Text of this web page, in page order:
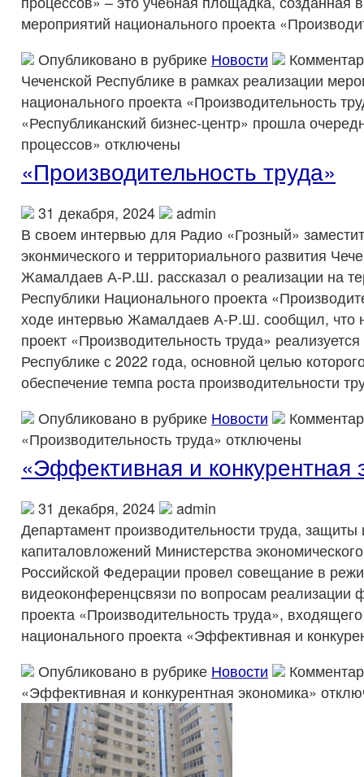
мероприятий национального проекта
Опубликовано в рубрике Новости
Чеченской Республике в рамках реализации
национального проекта «Производительность
«Республиканский бизнес-центр» прошла
процессов» отключены
«Производительность труда»
31 декабря, 2024
admin
В своем интервью для Радио «Грозный»
эконмического и территориального развития
Жамалдаев А-Р.Ш. рассказал о реализации на
Республики Национального проекта
ходе интервью Жамалдаев А-Р.Ш. сообщил, что
проект «Производительность труда»
Республике с 2022 года, основной целью
обеспечение темпа роста производительности
Опубликовано в рубрике Новости
«Производительность труда» отключены
«Эффективная и конкурентная
31 декабря, 2024
admin
Департамент производительности труда,
капиталовложений Министерства
Российской Федерации провел совещание в
видеоконференцсвязи по вопросам реализации
проекта «Производительность труда»,
национального проекта «Эффективная и
Опубликовано в рубрике Новости
«Эффективная и конкурентная экономика»